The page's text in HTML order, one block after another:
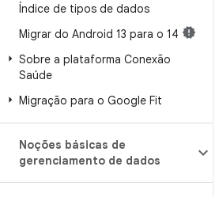
Índice de tipos de dados
Migrar do Android 13 para o 14
Sobre a plataforma Conexão
Saúde
Migração para o Google Fit
Noções básicas de
gerenciamento de dados